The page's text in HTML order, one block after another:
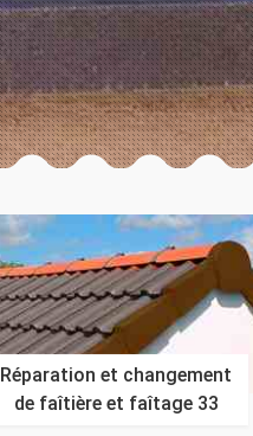
Réparation et changement
de faîtière et faîtage 33